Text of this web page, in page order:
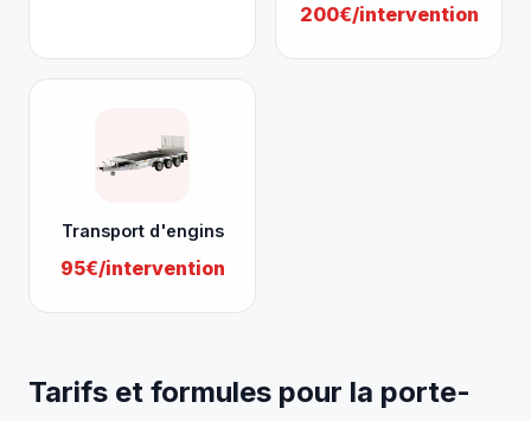
200€/intervention
Transport d'engins
95€/intervention
Tarifs et formules pour la porte-